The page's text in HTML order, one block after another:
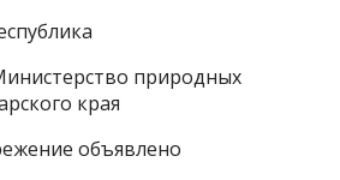
природных
края
объявлено